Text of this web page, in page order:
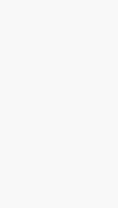
赛的王虹、
煜 两位菲尔